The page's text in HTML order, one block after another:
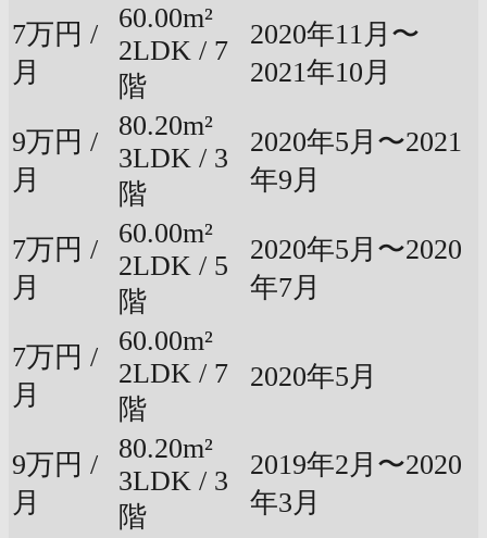
7万円 /
月
60.00m²
2LDK / 7
階
2020年11月〜
2021年10月
9万円 /
月
80.20m²
3LDK / 3
階
2020年5月〜2021
年9月
7万円 /
月
60.00m²
2LDK / 5
階
2020年5月〜2020
年7月
7万円 /
月
60.00m²
2LDK / 7
階
2020年5月
9万円 /
月
80.20m²
3LDK / 3
階
2019年2月〜2020
年3月